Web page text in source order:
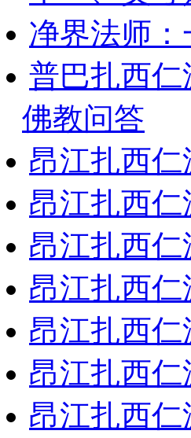
净界法师
普巴扎西仁
佛教问答
昂江扎西
昂江扎西
昂江扎西
昂江扎西
昂江扎西仁
昂江扎西仁
昂江扎西